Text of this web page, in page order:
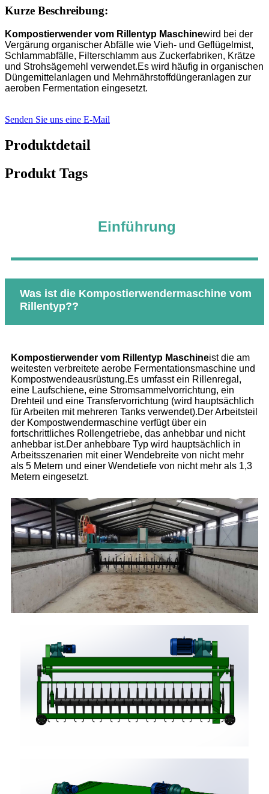
Kurze Beschreibung:
Kompostierwender vom Rillentyp Maschinewird bei der
Vergärung organischer Abfälle wie Vieh- und Geflügelmist,
Schlammabfälle, Filterschlamm aus Zuckerfabriken, Krätze
und Strohsägemehl verwendet.Es wird häufig in organischen
Düngemittelanlagen und Mehrnährstoffdüngeranlagen zur
aeroben Fermentation eingesetzt.
Senden Sie uns eine E-Mail
Produktdetail
Produkt Tags
Einführung
Was ist die Kompostierwendermaschine vom
Rillentyp??
Kompostierwender vom Rillentyp Maschineist die am
weitesten verbreitete aerobe Fermentationsmaschine und
Kompostwendeausrüstung.Es umfasst ein Rillenregal,
eine Laufschiene, eine Stromsammelvorrichtung, ein
Drehteil und eine Transfervorrichtung (wird hauptsächlich
für Arbeiten mit mehreren Tanks verwendet).Der Arbeitsteil
der Kompostwendermaschine verfügt über ein
fortschrittliches Rollengetriebe, das anhebbar und nicht
anhebbar ist.Der anhebbare Typ wird hauptsächlich in
Arbeitsszenarien mit einer Wendebreite von nicht mehr
als 5 Metern und einer Wendetiefe von nicht mehr als 1,3
Metern eingesetzt.